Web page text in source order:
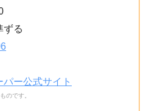
ずる
パー公式サイト
のです。